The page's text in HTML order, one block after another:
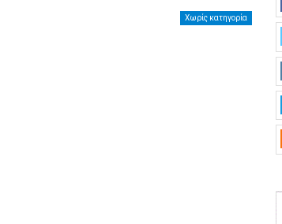
Χωρίς κατηγορία